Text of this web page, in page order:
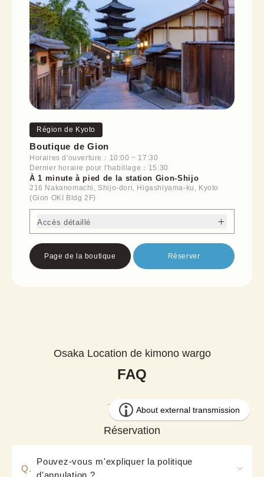
Région de Kyoto
Boutique de Gion
Horaires d'ouverture：10:00 ~ 17:30
Dernier horaire pour l'habillage：15:30
À 1 minute à pied de la station Gion-Shijo
216 Nakanomachi, Shijo-dori, Higashiyama-ku, Kyoto
(Gion OKI Bldg 2F)
Accès détaillé
Page de la boutique Réserver
Osaka Location de kimono wargo
FAQ
Réservation
Q.
Pouvez-vous m'expliquer la politique